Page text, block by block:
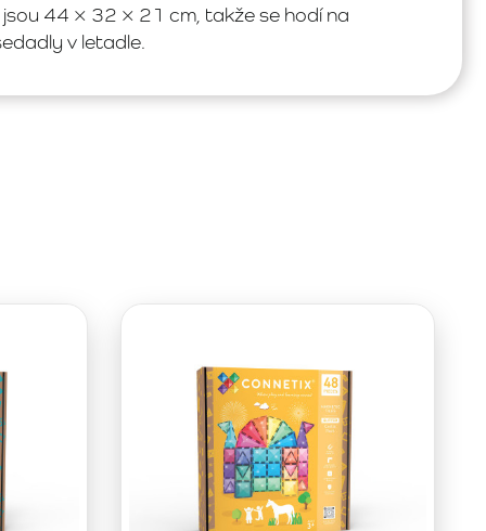
44 × 32 × 21 cm, takže se hodí na
v letadle.